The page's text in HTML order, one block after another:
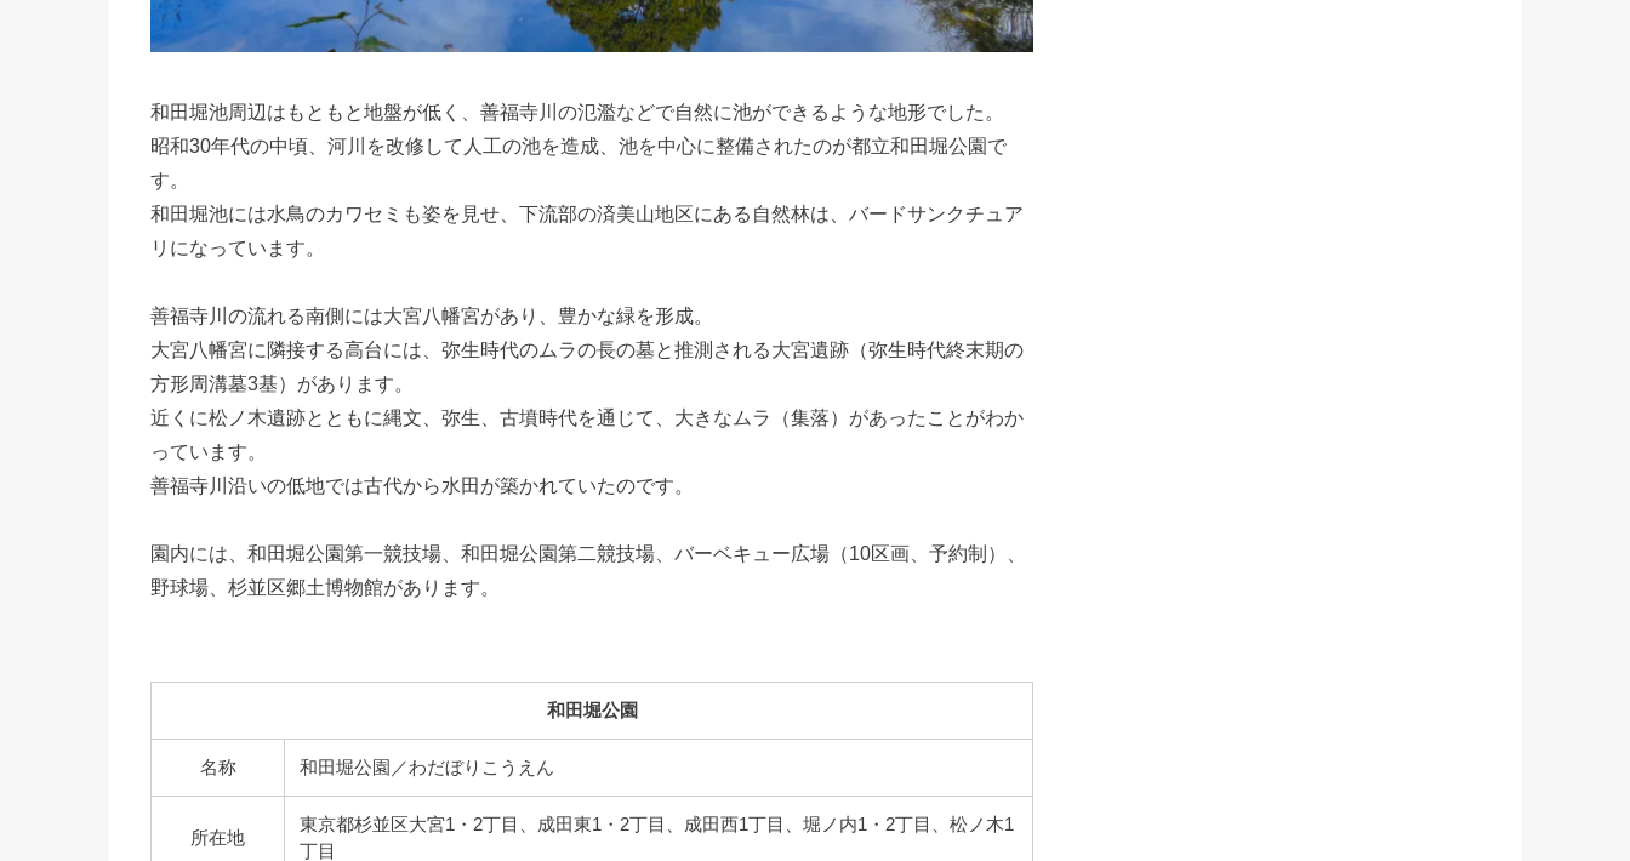
和田堀池周辺はもともと地盤が低く、善福寺川の氾濫などで自然に池ができるような地形でした。
昭和30年代の中頃、河川を改修して人工の池を造成、池を中心に整備されたのが都立和田堀公園で
す。
和田堀池には水鳥のカワセミも姿を見せ、下流部の済美山地区にある自然林は、バードサンクチュア
リになっています。
善福寺川の流れる南側には大宮八幡宮があり、豊かな緑を形成。
大宮八幡宮に隣接する高台には、弥生時代のムラの長の墓と推測される大宮遺跡（弥生時代終末期の
方形周溝墓3基）があります。
近くに松ノ木遺跡とともに縄文、弥生、古墳時代を通じて、大きなムラ（集落）があったことがわか
っています。
善福寺川沿いの低地では古代から水田が築かれていたのです。
園内には、和田堀公園第一競技場、和田堀公園第二競技場、バーベキュー広場（10区画、予約制）、
野球場、杉並区郷土博物館があります。
和田堀公園
名称 和田堀公園／わだぼりこうえん
所在地
東京都杉並区大宮1・2丁目、成田東1・2丁目、成田西1丁目、堀ノ内1・2丁目、松ノ木1
丁目